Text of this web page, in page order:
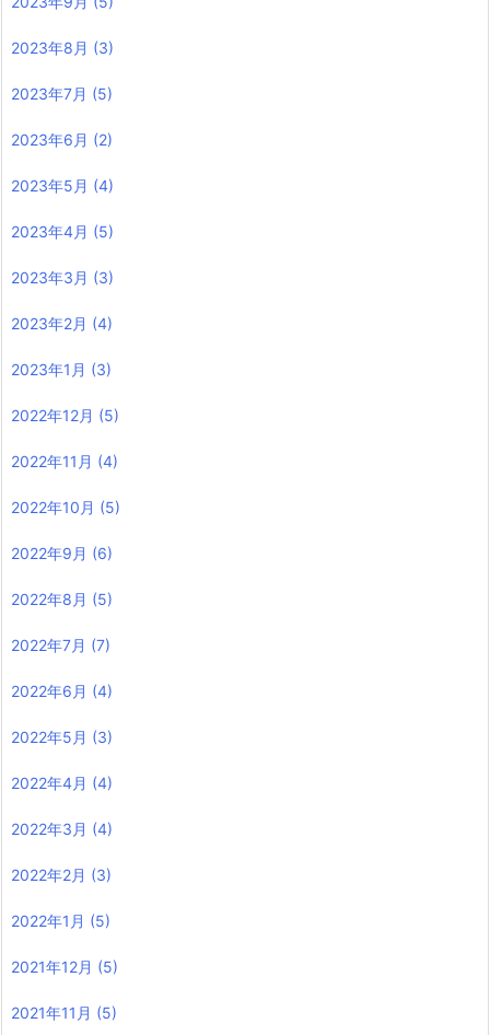
2023年8月 (3)
2023年7月 (5)
2023年6月 (2)
2023年5月 (4)
2023年4月 (5)
2023年3月 (3)
2023年2月 (4)
2023年1月 (3)
2022年12月 (5)
2022年11月 (4)
2022年10月 (5)
2022年9月 (6)
2022年8月 (5)
2022年7月 (7)
2022年6月 (4)
2022年5月 (3)
2022年4月 (4)
2022年3月 (4)
2022年2月 (3)
2022年1月 (5)
2021年12月 (5)
2021年11月 (5)